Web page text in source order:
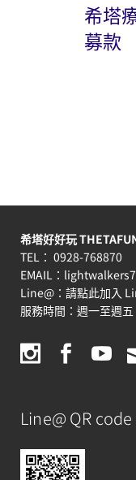
希塔
募款
希塔好好玩
TEL： 0928-768870
EMAIL：
Line@： 請點此加入
服務時間：週一至週
Line@ QR code